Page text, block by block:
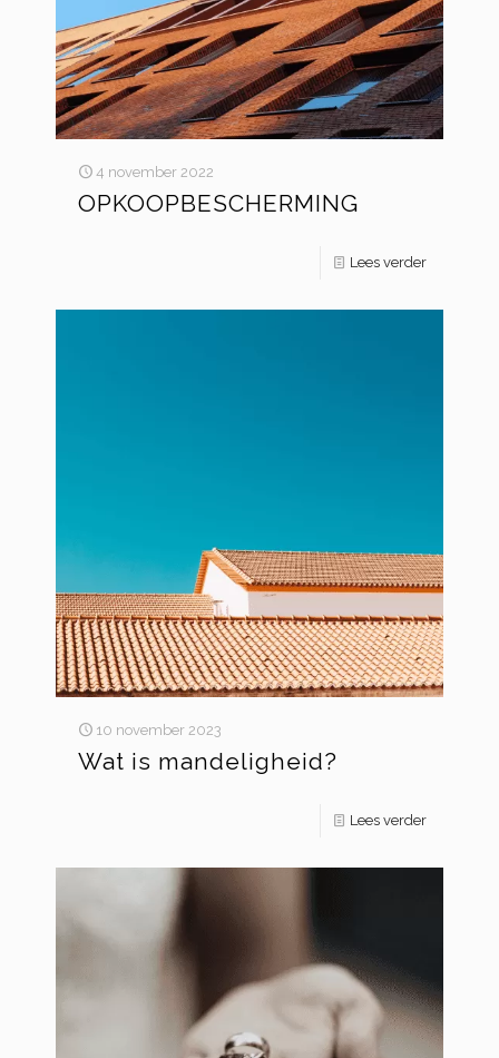
4 november 2022
OPKOOPBESCHERMING
Lees verder
10 november 2023
Wat is mandeligheid?
Lees verder